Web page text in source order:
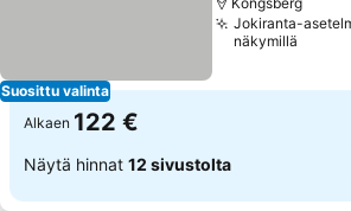
Suosittu valinta
Jokiranta-
näkymillä
Alkaen 122 €
Näytä hinnat 12 sivustolta